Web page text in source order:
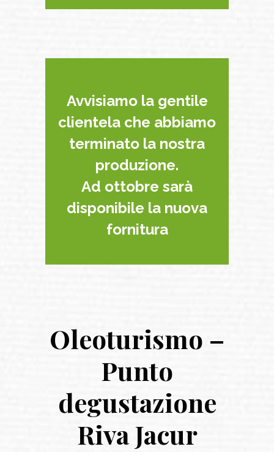
Avvisiamo la gentile
clientela che abbiamo
terminato la nostra
produzione.
Ad ottobre sarà
disponibile la nuova
fornitura
Oleoturismo –
Punto
degustazione
Riva Jacur